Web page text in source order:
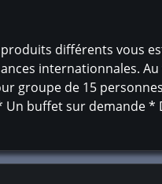
différents vous
internationnales.
groupe de 15
Un buffet sur demande